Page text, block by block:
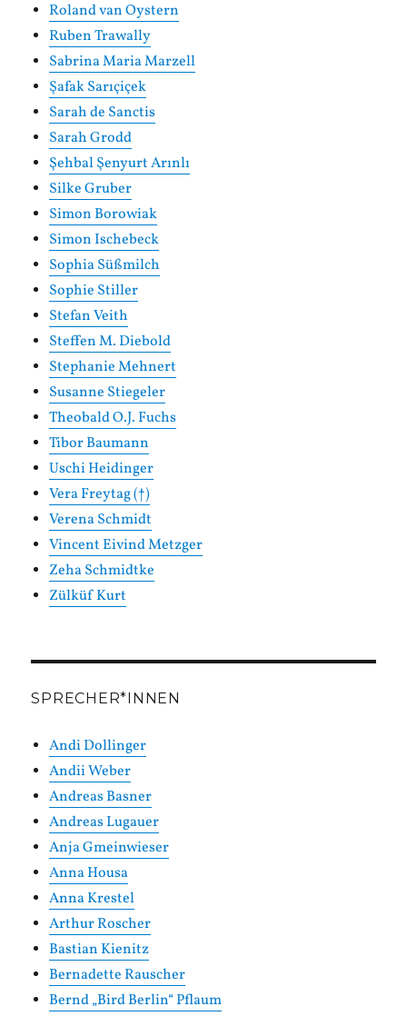
Roland van Oystern
Ruben Trawally
Sabrina Maria Marzell
Şafak Sarıçiçek
Sarah de Sanctis
Sarah Grodd
Şehbal Şenyurt Arınlı
Silke Gruber
Simon Borowiak
Simon Ischebeck
Sophia Süßmilch
Sophie Stiller
Stefan Veith
Steffen M. Diebold
Stephanie Mehnert
Susanne Stiegeler
Theobald O.J. Fuchs
Tibor Baumann
Uschi Heidinger
Vera Freytag (†)
Verena Schmidt
Vincent Eivind Metzger
Zeha Schmidtke
Zülküf Kurt
SPRECHER*INNEN
Andi Dollinger
Andii Weber
Andreas Basner
Andreas Lugauer
Anja Gmeinwieser
Anna Housa
Anna Krestel
Arthur Roscher
Bastian Kienitz
Bernadette Rauscher
Bernd „Bird Berlin“ Pflaum